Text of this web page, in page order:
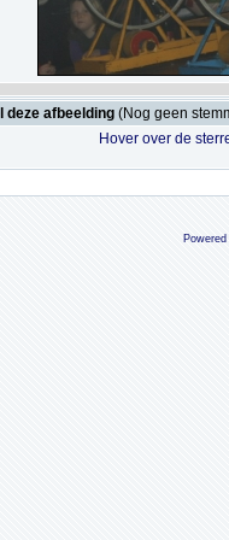
deze afbeelding (Nog geen
Hover over de